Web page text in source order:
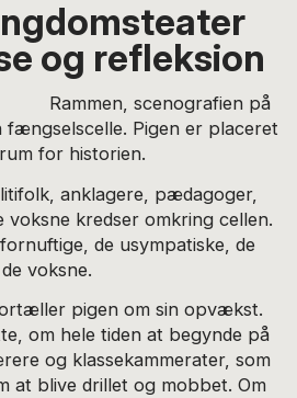
og refleksion
Rammen, scenografien på
fængselscelle. Pigen er placeret
for historien.
anklagere, pædagoger,
kredser omkring cellen.
de usympatiske, de
voksne.
pigen om sin opvækst.
om hele tiden at begynde på
og klassekammerater, som
at blive drillet og mobbet. Om